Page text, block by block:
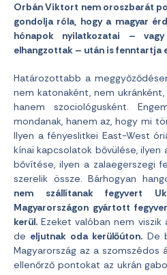
Orbán Viktort nem oroszbarát
gondolja róla, hogy a magyar
hónapok nyilatkozatai –
elhangzottak – után is fenntartja
Határozottabb a
nem katonaként, nem
hanem szociológusként.
mondanak, hanem az, hogy mi
Ilyen a fényeslitkei East-West
kínai kapcsolatok bővülése, ilyen
bővítése, ilyen a zalaegerszegi
szerelik össze. Bárhogyan
nem szállítanak fegyvert
Magyarországon gyártott
kerül. Ezeket valóban nem
de eljutnak oda kerülőúton.De
Magyarország az a
ellenőrző pontokat az ukrán